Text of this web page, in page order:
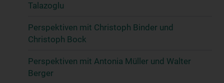
Talazoglu
Perspektiven mit Christoph Binder und
Christoph Bock
Perspektiven mit Antonia Müller und Walter
Berger